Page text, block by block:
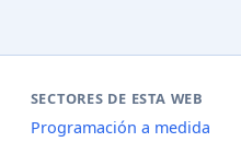
SECTORES DE ESTA WEB
Programación a medida